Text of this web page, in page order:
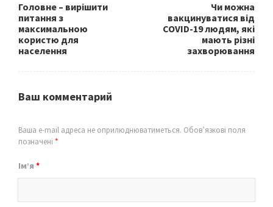
Головне – вирішити
питання з
максимальною
користю для
населення
Чи можна
вакцинуватися від
COVID-19 людям, які
мають різні
захворювання
Ваш комментарий
Ваша e-mail адреса не оприлюднюватиметься. Обов’язкові поля
позначені *
Ім’я *